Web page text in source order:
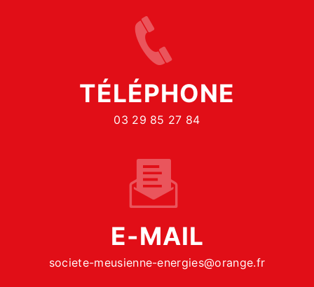
TÉLÉPHONE
03 29 85 27 84
E-MAIL
societe-meusienne-energies@orange.fr